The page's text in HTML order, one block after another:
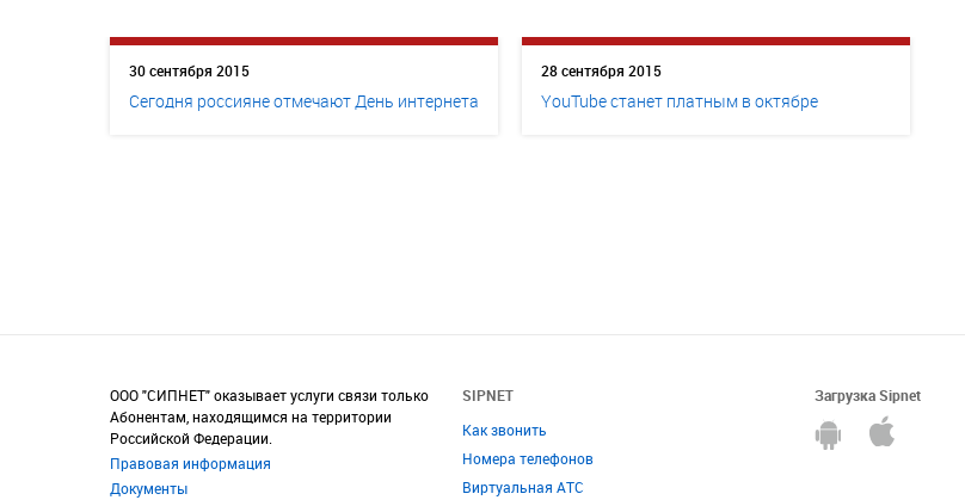
30 сентября 2015
Сегодня россияне отмечают День интернета
28 сентября 2015
YouTube станет платным в октябре
ООО "СИПНЕТ" оказывает услуги связи только
Абонентам, находящимся на территории
Российской Федерации.
Правовая информация
Документы
SIPNET
Как звонить
Номера телефонов
Виртуальная АТС
Загрузка Sipnet